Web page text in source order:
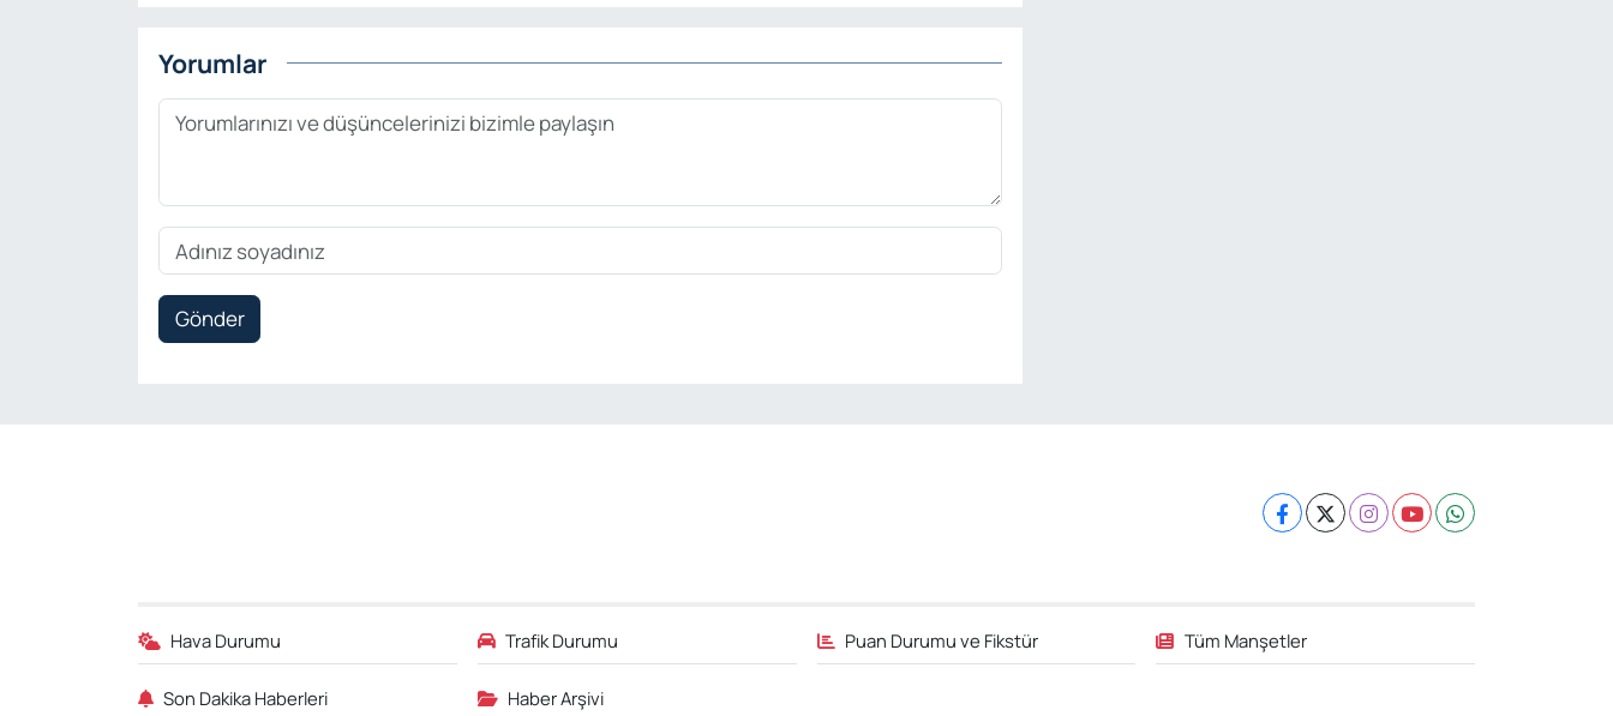
Yorumlar
Gönder
Hava Durumu Trafik Durumu Puan Durumu ve Fikstür Tüm Manşetler
Son Dakika Haberleri Haber Arşivi